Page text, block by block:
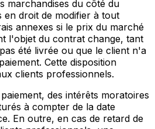
marchandises du côté du
en droit de modifier à tout
annexes si le prix du marché
l'objet du contrat change, tant
été livrée ou que le client n'a
Cette disposition
clients professionnels.
des intérêts moratoires
à compter de la date
En outre, en cas de retard de